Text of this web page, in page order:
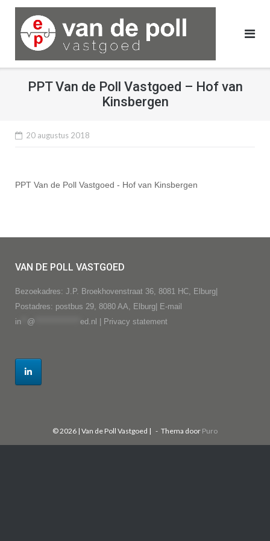
PPT Van de Poll Vastgoed – Hof van
Kinsbergen
20 augustus 2018
PPT Van de Poll Vastgoed - Hof van Kinsbergen
VAN DE POLL VASTGOED
Bezoekadres: J.P. Broekhovenstraat 36, 8081 HC, Elburg|
Postadres: postbus 29, 8080 AA, Elburg| E-mail
in** @ ed.nl Privacy statement
© 2026 | Van de Poll Vastgoed | Thema door Puro